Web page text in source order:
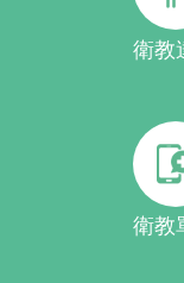
衛教
衛教